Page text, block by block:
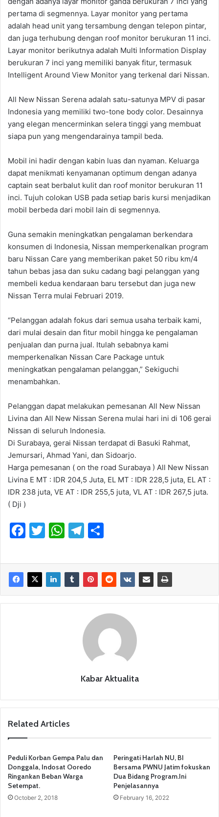
pertama di segmennya. Layar monitor yang pertama
adalah head unit yang tersambung dengan telepon pintar,
dan juga terhubung dengan roof monitor berukuran 11 inci.
Layar monitor berikutnya adalah Multi Information Display
berukuran 7 inci yang memiliki banyak fitur, termasuk
Intelligent Around View Monitor yang terkenal dari Nissan.
All New Nissan Serena adalah satu-satunya MPV di pasar
Indonesia yang memiliki two-tone body color. Desainnya
yang elegan mencerminkan selera tinggi yang membuat
siapa pun yang mengendarainya tampil beda.
Mobil ini hadir dengan kabin luas dan nyaman. Keluarga
dapat menikmati kenyamanan optimum dengan adanya
captain seat berbalut kulit dan roof monitor berukuran 11
inci. Tujuh colokan USB pada setiap baris kursi menjadikan
mobil berbeda dari mobil lain di segmennya.
Guna semakin meningkatkan pengalaman berkendara
konsumen di Indonesia, Nissan memperkenalkan program
baru Nissan Care yang memberikan paket 50 ribu km/4
tahun bebas jasa dan suku cadang bagi pelanggan yang
membeli kedua kendaraan baru tersebut dan juga new
Nissan Terra mulai Februari 2019.
“Pelanggan adalah fokus dari semua usaha terbaik kami,
dari mulai desain dan fitur mobil hingga ke pengalaman
penjualan dan purna jual. Itulah sebabnya kami
memperkenalkan Nissan Care Package untuk
meningkatkan pengalaman pelanggan,” Sekiguchi
menambahkan.
Pelanggan dapat melakukan pemesanan All New Nissan
Livina dan All New Nissan Serena mulai hari ini di 106 gerai
Nissan di seluruh Indonesia.
Di Surabaya, gerai Nissan terdapat di Basuki Rahmat,
Jemursari, Ahmad Yani, dan Sidoarjo.
Harga pemesanan ( on the road Surabaya ) All New Nissan
Livina E MT : IDR 204,5 Juta, EL MT : IDR 228,5 juta, EL AT :
IDR 238 juta, VE AT : IDR 255,5 juta, VL AT : IDR 267,5 juta.
( Dji )
F
c
e
b
o
T
itt
er
W
at
s
A
p
T
e
gr
a
m
ar
e
Kabar Aktualita
Related Articles
Peduli Korban Gempa Palu dan
Donggala, Indosat Ooredo
Ringankan Beban Warga
Setempat.
October 2, 2018
Peringati Harlah NU, BI
Bersama PWNU Jatim fokuskan
Dua Bidang Program.Ini
Penjelasannya
February 16, 2022